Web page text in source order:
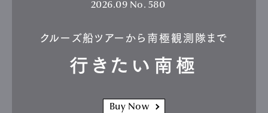
2026.09 No. 580
クルーズ船ツアーから南極観測隊まで
行きたい南極
Buy Now